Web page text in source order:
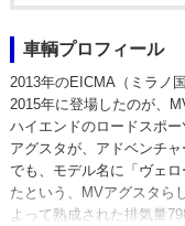
車輌プロフィール
2013年のEICMA（ミラノ
2015年に登場したのが、
ハイエンドのロードスポ
アグスタが、アドベンチ
でも、モデル名に「ヴェ
たという、MVアグスタら
よって熟成された排気量